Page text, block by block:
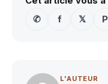
✆
f 𝕏 P
L'AUTEUR